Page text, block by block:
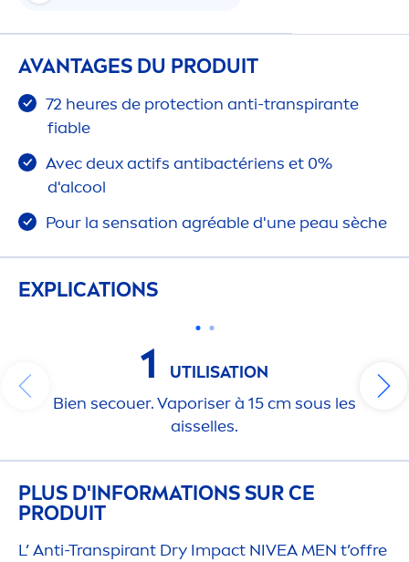
AVANTAGES DU PRODUIT
72 heures de protection anti-transpirante
fiable
Avec deux actifs antibactériens et 0%
d'alcool
Pour la sensation agréable d'une peau sèche
EXPLICATIONS
1
UTILISATION
Bien secouer. Vaporiser à 15 cm sous les
aisselles.
PLUS D'INFORMATIONS SUR CE
PRODUIT
L’ Anti-Transpirant Dry Impact NIVEAMEN t’offre